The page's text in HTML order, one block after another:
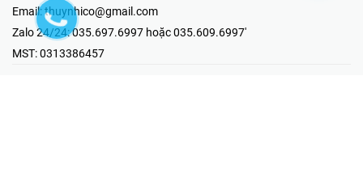
Email: thuynhico@gmail.com
Zalo 24/24:035.697.6997 hoặc 035.609.6997'
MST:0313386457